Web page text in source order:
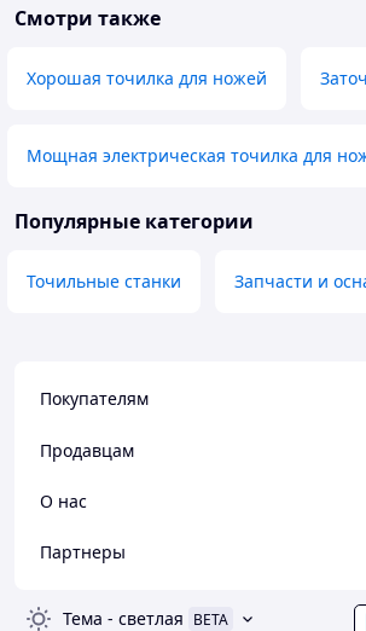
Смотри также
Хорошая точилка для ножей
Мощная электрическая точилка для
Популярные категории
Точильные станки Запчасти и
Покупателям
Продавцам
О нас
Партнеры
Тема - светлая BETA